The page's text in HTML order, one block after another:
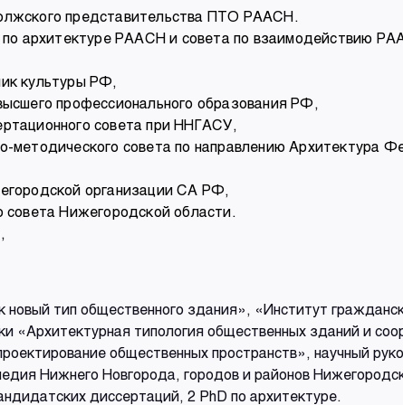
представительства ПТО РААСН.
по архитектуре РААСН и совета по взаимодействию
культуры РФ,
профессионального образования РФ,
совета при ННГАСУ,
методического совета по направлению Архитектура
организации СА РФ,
совета Нижегородской области.
тип общественного здания», «Институт
«Архитектурная типология общественных зданий и
общественных пространств», научный
Нижнего Новгорода, городов и районов
диссертаций, 2 PhD по архитектуре.